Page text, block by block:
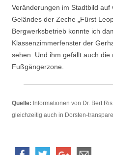
Veränderungen im Stadtbild
Geländes der Zeche „Fürst
Bergwerksbetrieb konnte ich
Klassenzimmerfenster der
sehen. Und ihm gefällt auch die
Fußgängerzone.
Quelle: Informationen von Dr. Bert
gleichzeitig auch in Dorsten-